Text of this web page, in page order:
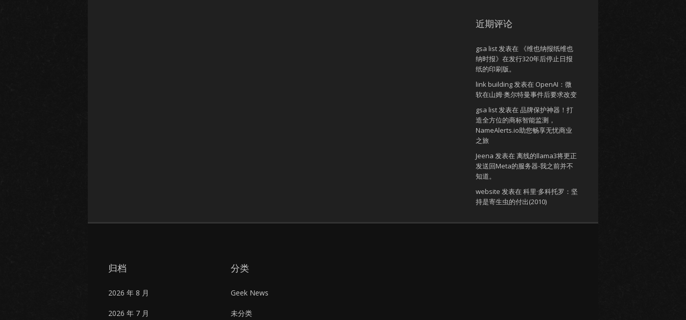
近期评论
gsa list发表在
《维也纳报纸维也
纳时报》在发行320年后停止日报
纸的印刷版。
link building发表在 OpenAI：微
软在山姆·奥尔特曼事件后要求改变
gsa list发表在 品牌保护神器！打
造全方位的商标智能监测，
NameAlerts.io助您畅享无忧商业
之旅
Jeena 发表在 离线的llama3将更正
发送回Meta的服务器-我之前并不
知道。
website 发表在 科里·多科托罗：坚
持是寄生虫的付出(2010)
归档
2026 年 8 月
2026 年 7 月
分类
Geek News
未分类